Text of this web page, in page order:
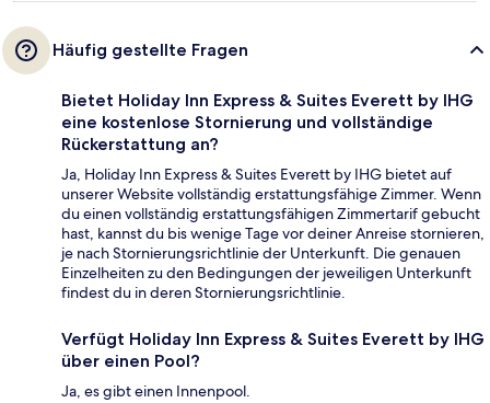
Häufig gestellte Fragen
Bietet Holiday Inn Express & Suites Everett by IHG
eine kostenlose Stornierung und vollständige
Rückerstattung an?
Ja, Holiday Inn Express & Suites Everett by IHG bietet auf
unserer Website vollständig erstattungsfähige Zimmer. Wenn
du einen vollständig erstattungsfähigen Zimmertarif gebucht
hast, kannst du bis wenige Tage vor deiner Anreise stornieren,
je nach Stornierungsrichtlinie der Unterkunft. Die genauen
Einzelheiten zu den Bedingungen der jeweiligen Unterkunft
findest du in deren Stornierungsrichtlinie.
Verfügt Holiday Inn Express & Suites Everett by IHG
über einen Pool?
Ja, es gibt einen Innenpool.